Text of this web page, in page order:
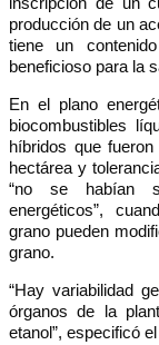
producción de un
tiene un
beneficioso para la
En el plano
biocombustibles
híbridos que
hectárea y
“no se habían
energéticos”,
grano pueden
grano.
“Hay variabilidad
órganos de la
etanol”, especificó